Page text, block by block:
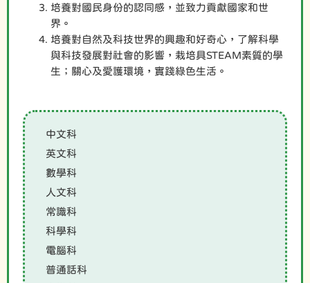
培養對國民身份的認同感，並致力貢獻國家和世
界。
培養對自然及科技世界的興趣和好奇心，了解科學
與科技發展對社會的影響，栽培具STEAM素質的學
生；關心及愛護環境，實踐綠色生活。
中文科
英文科
數學科
人文科
常識科
科學科
電腦科
普通話科